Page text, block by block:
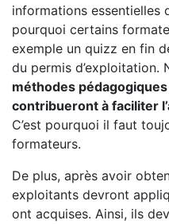
informations essentielles
pourquoi certains
exemple un quizz en fin
du permis d’exploitation.
méthodes
contribueront à faciliter
C’est pourquoi il faut
formateurs.
De plus, après avoir
exploitants devront
ont acquises. Ainsi, ils